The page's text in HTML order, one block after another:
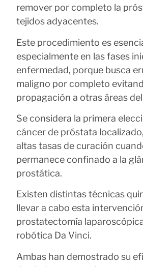
remover por completo la
tejidos adyacentes.
Este procedimiento es
especialmente en las fases
enfermedad, porque busca
maligno por completo
propagación a otras áreas
Se considera la primera
cáncer de próstata
altas tasas de curación
permanece confinado a la
prostática.
Existen distintas técnicas
llevar a cabo esta
prostatectomía
robótica Da Vinci.
Ambas han demostrado su